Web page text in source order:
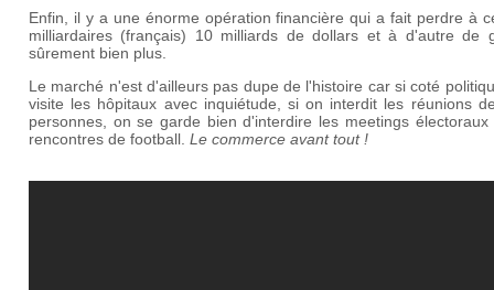
Enfin, il y a une énorme opération financière qui a fait perdre à
milliardaires (français) 10 milliards de dollars et à d'autre de
sûrement bien plus.
Le marché n'est d'ailleurs pas dupe de l'histoire car si coté
visite les hôpitaux avec inquiétude, si on interdit les réunions
personnes, on se garde bien d'interdire les meetings électoraux
rencontres de football. Le commerce avant tout !